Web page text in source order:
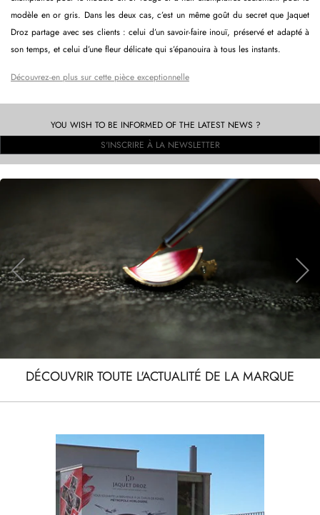
modèle en or gris. Dans les deux cas, c’est un même goût du secret que Jaquet
Droz partage avec ses clients : celui d’un savoir-faire inouï, préservé et adapté à
son temps, et celui d’une fleur délicate qui s’épanouira à tous les instants.
Découvrez-en plus sur cette pièce exceptionnelle
YOU WISH TO BE INFORMED OF THE LATEST NEWS ?
S'INSCRIRE À LA NEWSLETTER
DÉCOUVRIR TOUTE L'ACTUALITÉ DE LA MARQUE